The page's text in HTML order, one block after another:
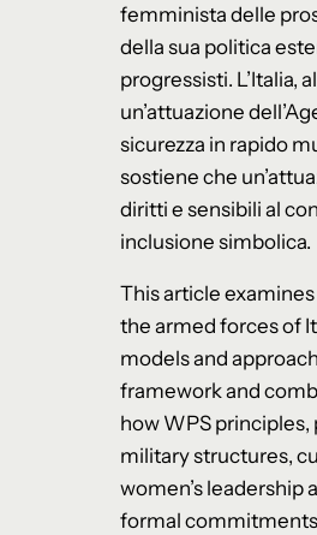
femminista delle
della sua politica
progressisti. L’Italia,
un’attuazione
sicurezza in rapido
sostiene che
diritti e sensibili al
inclusione simbolica.
This article
the armed forces of
models and
framework and
how WPS
military structures,
women’s
formal commitments